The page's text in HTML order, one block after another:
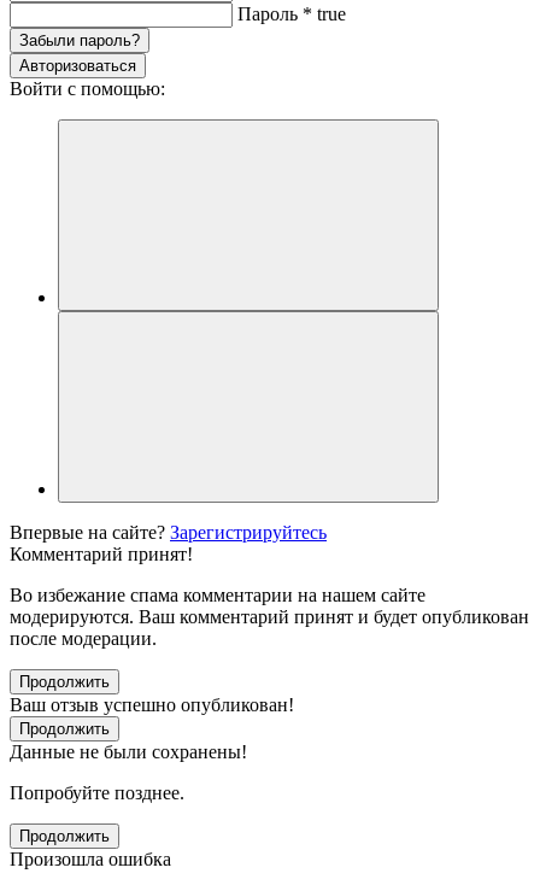
Пароль * true
Забыли пароль?
Авторизоваться
Войти с помощью:
Впервые на сайте? Зарегистрируйтесь
Комментарий принят!
Во избежание спама комментарии на нашем сайте
модерируются. Ваш комментарий принят и будет опубликован
после модерации.
Продолжить
Ваш отзыв успешно опубликован!
Продолжить
Данные не были сохранены!
Попробуйте позднее.
Продолжить
Произошла ошибка